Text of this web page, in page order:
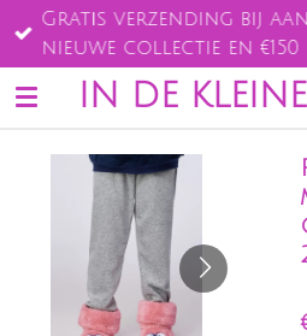
Ga
direct
naar
de
IN DE
Gratis verzending bij
nieuwe collectie en